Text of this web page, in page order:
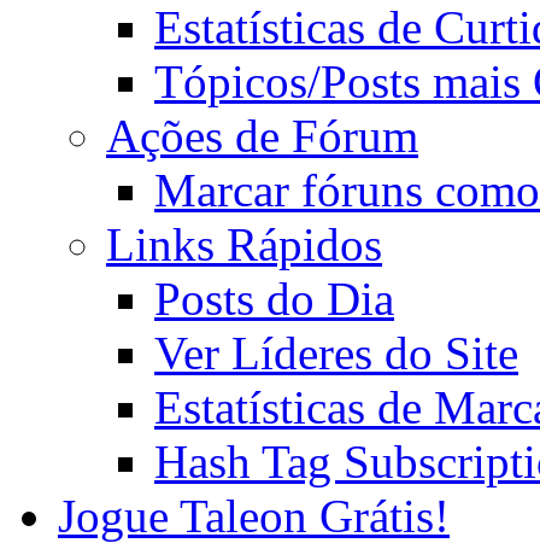
Estatísticas de
Tópicos/Posts mais
Ações de Fórum
Marcar fóruns
Links Rápidos
Posts do Dia
Ver Líderes do Site
Estatísticas de
Hash Tag
Jogue Taleon Grátis!